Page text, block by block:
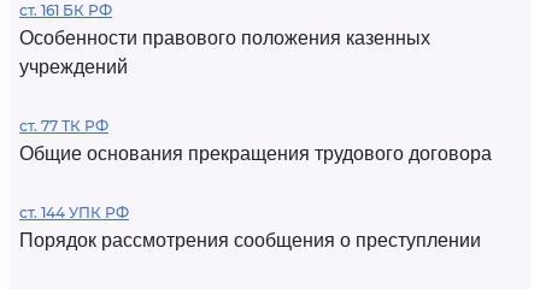
ст. 161 БК РФ
Особенности правового положения казенных
учреждений
ст. 77 ТК РФ
Общие основания прекращения трудового договора
ст. 144 УПК РФ
Порядок рассмотрения сообщения о преступлении